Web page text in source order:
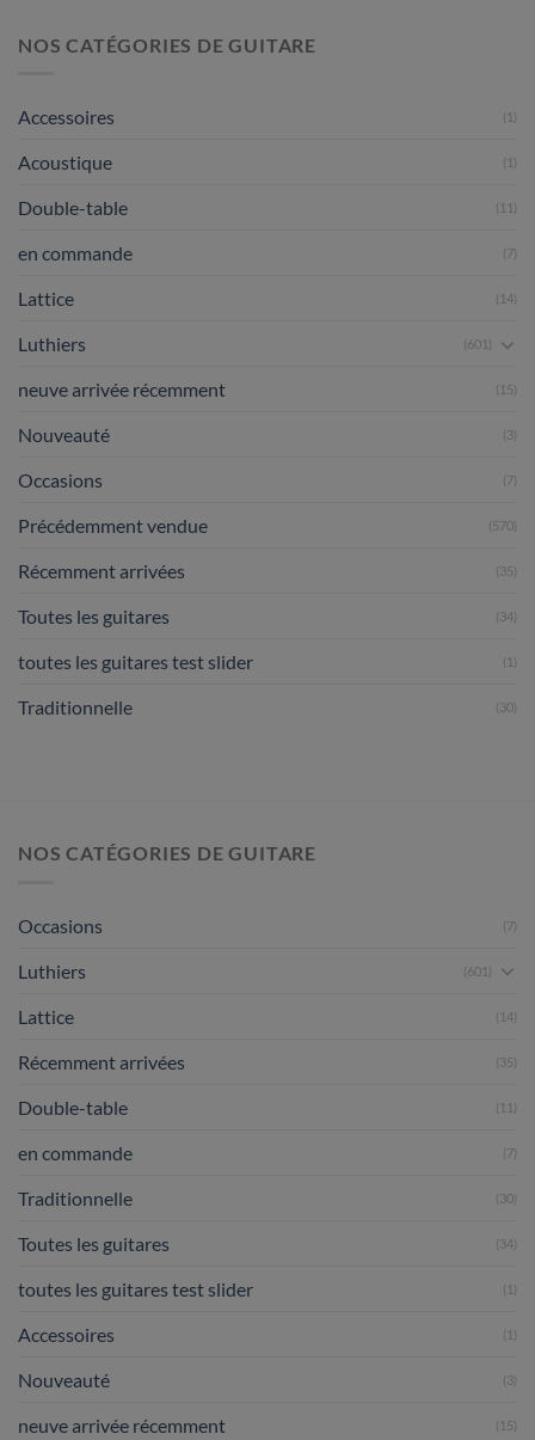
attendues
sommet
:
NOS CATÉGORIES DE GUITARE
Accessoires (1)
Acoustique (1)
Double-table (11)
en commande (7)
Lattice (14)
Luthiers (601)
neuve arrivée récemment (15)
Nouveauté (3)
Occasions (7)
Précédemment vendue (570)
Récemment arrivées (35)
Toutes les guitares (34)
toutes les guitares test slider (1)
Traditionnelle (30)
NOS CATÉGORIES DE GUITARE
Occasions (7)
Luthiers (601)
Lattice (14)
Récemment arrivées (35)
Double-table (11)
en commande (7)
Traditionnelle (30)
Toutes les guitares (34)
toutes les guitares test slider (1)
Accessoires (1)
Nouveauté (3)
neuve arrivée récemment (15)